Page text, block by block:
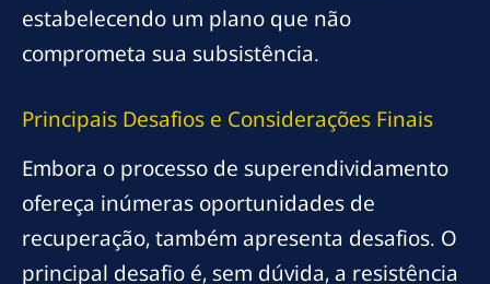
estabelecendo um plano que não
comprometa sua subsistência.
Principais Desafios e Considerações Finais
Embora o processo de superendividamento
ofereça inúmeras oportunidades de
recuperação, também apresenta desafios. O
principal desafio é, sem dúvida, a resistência